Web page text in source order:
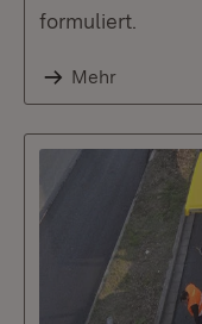
formuliert.
Mehr